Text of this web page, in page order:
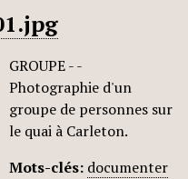
GROUPE - -
Photographie d'un
groupe de personnes sur
le quai à Carleton.
Mots-clés: documenter